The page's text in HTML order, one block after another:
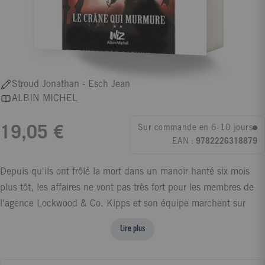
Stroud Jonathan - Esch Jean
ALBIN MICHEL
19,05 €
Sur commande en 6-10 jours
EAN : 9782226318879
Depuis qu'ils ont frôlé la mort dans un manoir hanté six mois
plus tôt, les affaires ne vont pas très fort pour les membres de
l'agence Lockwood & Co. Kipps et son équipe marchent sur
parfaitement repassés. Anthony bouillonne. Au comble de la
Lire plus